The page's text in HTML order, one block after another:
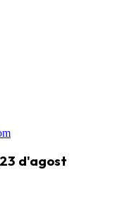
d'agost